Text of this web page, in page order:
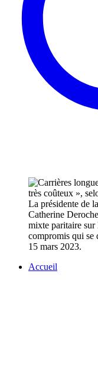
La présidente de
Catherine
mixte paritaire sur
compromis qui se
15 mars 2023.
Accueil